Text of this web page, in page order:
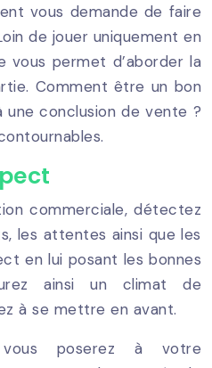
vous demande de faire
de jouer uniquement en
permet d’aborder la
Comment être un bon
conclusion de vente ?
commerciale, détectez
les attentes ainsi que les
en lui posant les bonnes
ainsi un climat de
à se mettre en avant.
poserez à votre